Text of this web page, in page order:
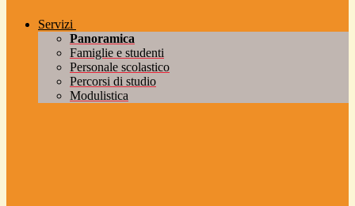
Servizi
Panoramica
Famiglie e studenti
Personale scolastico
Percorsi di studio
Modulistica